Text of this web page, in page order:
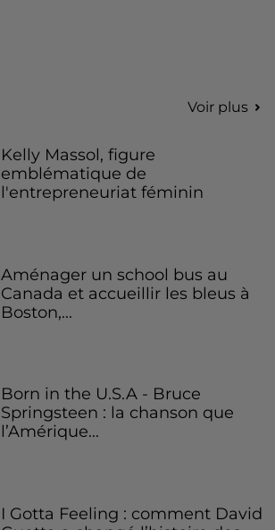
Voir plus
Kelly Massol, figure
emblématique de
l'entrepreneuriat féminin
Aménager un school bus au
Canada et accueillir les bleus à
Boston,...
Born in the U.S.A - Bruce
Springsteen : la chanson que
l’Amérique...
I Gotta Feeling : comment David